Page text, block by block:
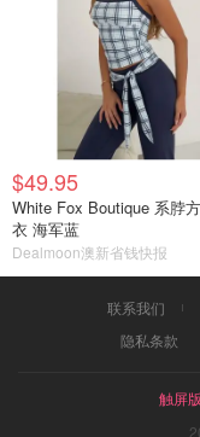
$49.95
White Fox Boutique 系脖
衣 海军蓝
Dealmoon澳新省钱快报
联系我们
隐私条款
触屏版